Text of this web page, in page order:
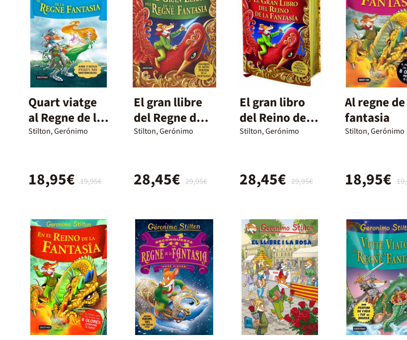
Quart viatge
al Regne de la
Fantasia
Stilton, Gerónimo
19,95€
18,95€
El gran llibre
del Regne de
la fantasia
Stilton, Gerónimo
29,95€
28,45€
El gran libro
del Reino de la
Fantasía
Stilton, Gerónimo
29,95€
28,45€
Al regne
fantasia
Stilton, Gerónimo
18,95€